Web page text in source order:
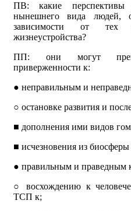
ПВ: какие перспективы
нынешнего вида людей,
зависимости от
жизнеустройства?
ПП: они могут
приверженности к:
● неправильным и
○ остановке развития и
■ дополнения ими видов
■ исчезновения из
● правильным и праведным
○
восхождению к
ТСП к;